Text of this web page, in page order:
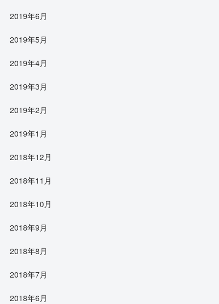
2019年6月
2019年5月
2019年4月
2019年3月
2019年2月
2019年1月
2018年12月
2018年11月
2018年10月
2018年9月
2018年8月
2018年7月
2018年6月